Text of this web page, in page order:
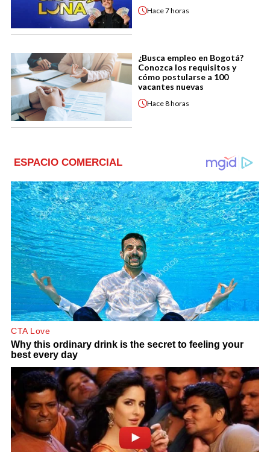
Hace7 horas
¿Busca empleo en Bogotá?
Conozca los requisitos y
cómo postularse a 100
vacantes nuevas
Hace8 horas